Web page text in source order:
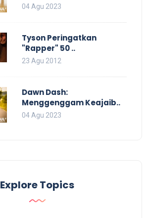
04 Agu 2023
Tyson Peringatkan
"Rapper" 50 ..
23 Agu 2012
Dawn Dash:
Menggenggam Keajaib..
04 Agu 2023
Explore Topics